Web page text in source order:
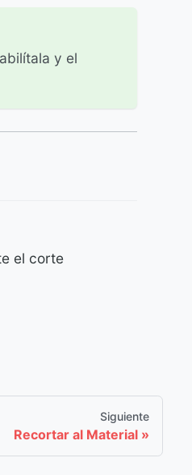
y el
el corte
Siguiente
Recortar al Material